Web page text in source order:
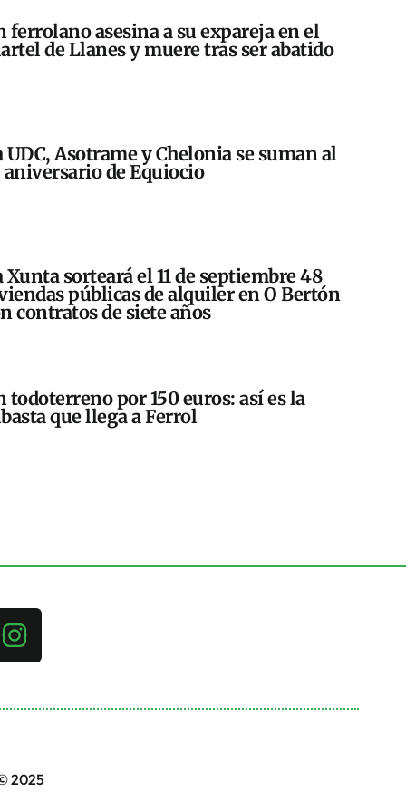
ferrolano asesina a su expareja en el
de Llanes y muere tras ser abatido
UDC, Asotrame y Chelonia se suman al
aniversario de Equiocio
Xunta sorteará el 11 de septiembre 48
públicas de alquiler en O Bertón
contratos de siete años
todoterreno por 150 euros: así es la
que llega a Ferrol
2025